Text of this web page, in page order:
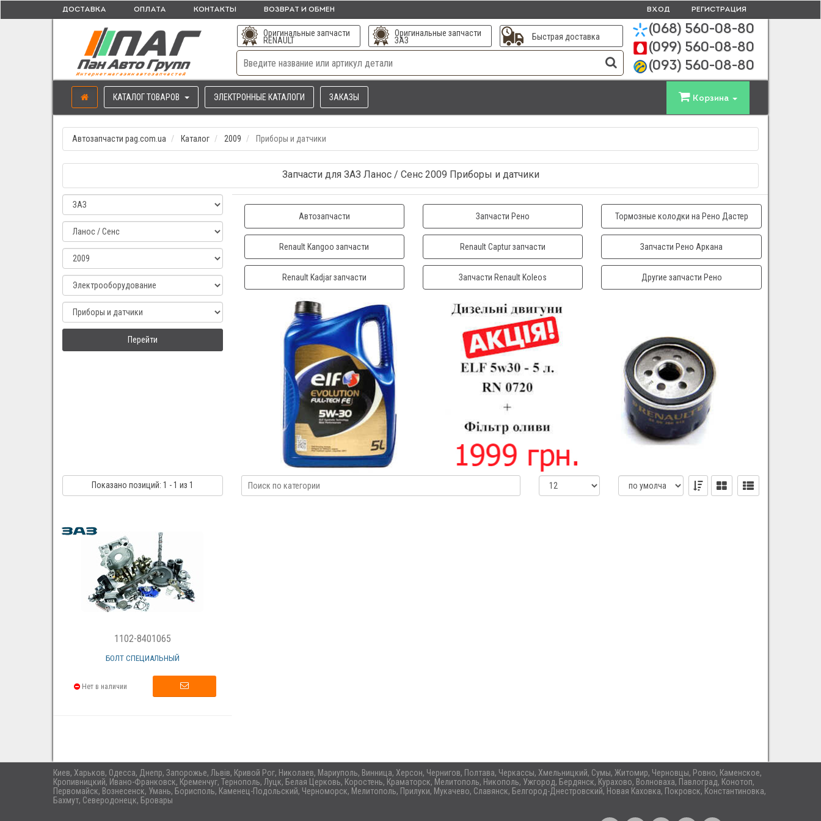
ДОСТАВКА ОПЛАТА КОНТАКТЫ ВОЗВРАТ И ОБМЕН ВХОД РЕГИСТРАЦИЯ
Оригинальные запчасти
RENAULT
Оригинальные запчасти
ЗАЗ Быстрая доставка (068) 560-08-80
(099) 560-08-80
(093) 560-08-80
КАТАЛОГ ТОВАРОВ ЭЛЕКТРОННЫЕ КАТАЛОГИ ЗАКАЗЫ Корзина
Автозапчасти pag.com.ua Каталог 2009 Приборы и датчики
Запчасти для ЗАЗ Ланос / Сенс 2009 Приборы и датчики
Перейти
Автозапчасти Запчасти Рено Тормозные колодки на Рено Дастер
Renault Kangoo запчасти Renault Captur запчасти Запчасти Рено Аркана
Renault Kadjar запчасти Запчасти Renault Koleos Другие запчасти Рено
Показано позиций: 1 - 1 из 1
1102-8401065
БОЛТ СПЕЦИАЛЬНЫЙ
Нет в наличии
Киев, Харьков, Одесса, Днепр, Запорожье, Львів, Кривой Рог, Николаев, Мариуполь, Винница, Херсон, Чернигов, Полтава, Черкассы, Хмельницкий, Сумы, Житомир, Черновцы, Ровно, Каменское,
Кропивницкий, Ивано-Франковск, Кременчуг, Тернополь, Луцк, Белая Церковь, Коростень, Краматорск, Мелитополь, Никополь, Ужгород, Бердянск, Курахово, Волноваха, Павлоград, Конотоп,
Первомайск, Вознесенск, Умань, Борисполь, Каменец-Подольский, Черноморск, Мелитополь, Прилуки, Мукачево, Славянск, Белгород-Днестровский, Новая Каховка, Покровск, Константиновка,
Бахмут, Северодонецк, Бровары